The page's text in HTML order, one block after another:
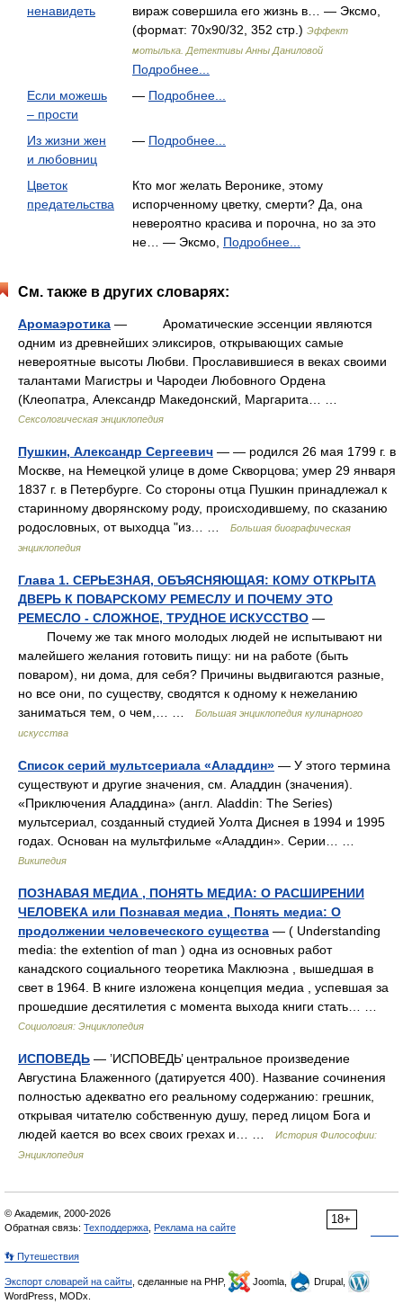
ненавидеть
вираж совершила его жизнь в… — Эксмо,
(формат: 70x90/32, 352 стр.) Эффект
мотылька. Детективы Анны Даниловой
Подробнее...
Если можешь
– прости
— Подробнее...
Из жизни жен
и любовниц
— Подробнее...
Цветок
предательства
Кто мог желать Веронике, этому
испорченному цветку, смерти? Да, она
невероятно красива и порочна, но за это
не… — Эксмо, Подробнее...
См. также в других словарях:
Аромаэротика — Ароматические эссенции являются
одним из древнейших эликсиров, открывающих самые
невероятные высоты Любви. Прославившиеся в веках своими
талантами Магистры и Чародеи Любовного Ордена
(Клеопатра, Александр Македонский, Маргарита… …
Сексологическая энциклопедия
Пушкин, Александр Сергеевич — — родился 26 мая 1799 г. в
Москве, на Немецкой улице в доме Скворцова; умер 29 января
1837 г. в Петербурге. Со стороны отца Пушкин принадлежал к
старинному дворянскому роду, происходившему, по сказанию
родословных, от выходца "из… …
Большая биографическая
энциклопедия
Глава 1. СЕРЬЕЗНАЯ, ОБЪЯСНЯЮЩАЯ: КОМУ ОТКРЫТА
ДВЕРЬ К ПОВАРСКОМУ РЕМЕСЛУ И ПОЧЕМУ ЭТО
РЕМЕСЛО - СЛОЖНОЕ, ТРУДНОЕ ИСКУССТВО —
Почему же так много молодых людей не испытывают ни
малейшего желания готовить пищу: ни на работе (быть
поваром), ни дома, для себя? Причины выдвигаются разные,
но все они, по существу, сводятся к одному к нежеланию
заниматься тем, о чем,… …
Большая энциклопедия кулинарного
искусства
Список серий мультсериала «Аладдин» — У этого термина
существуют и другие значения, см. Аладдин (значения).
«Приключения Аладдина» (англ. Aladdin: The Series)
мультсериал, созданный студией Уолта Диснея в 1994 и 1995
годах. Основан на мультфильме «Аладдин». Серии… …
Википедия
ПОЗНАВАЯ МЕДИА , ПОНЯТЬ МЕДИА: О РАСШИРЕНИИ
ЧЕЛОВЕКА или Познавая медиа , Понять медиа: О
продолжении человеческого существа — ( Understanding
media: the extention of man ) одна из основных работ
канадского социального теоретика Маклюэна , вышедшая в
свет в 1964. В книге изложена концепция медиа , успевшая за
прошедшие десятилетия с момента выхода книги стать… …
Социология: Энциклопедия
ИСПОВЕДЬ — ’ИСПОВЕДЬ’ центральное произведение
Августина Блаженного (датируется 400). Название сочинения
полностью адекватно его реальному содержанию: грешник,
открывая читателю собственную душу, перед лицом Бога и
людей кается во всех своих грехах и… …
История Философии:
Энциклопедия
18+
© Академик, 2000-2026
Обратная связь: Техподдержка Реклама на сайте
👣 Путешествия
Экспорт словарей на сайты , сделанные на PHP, Joomla,
Drupal,
WordPress, MODx.